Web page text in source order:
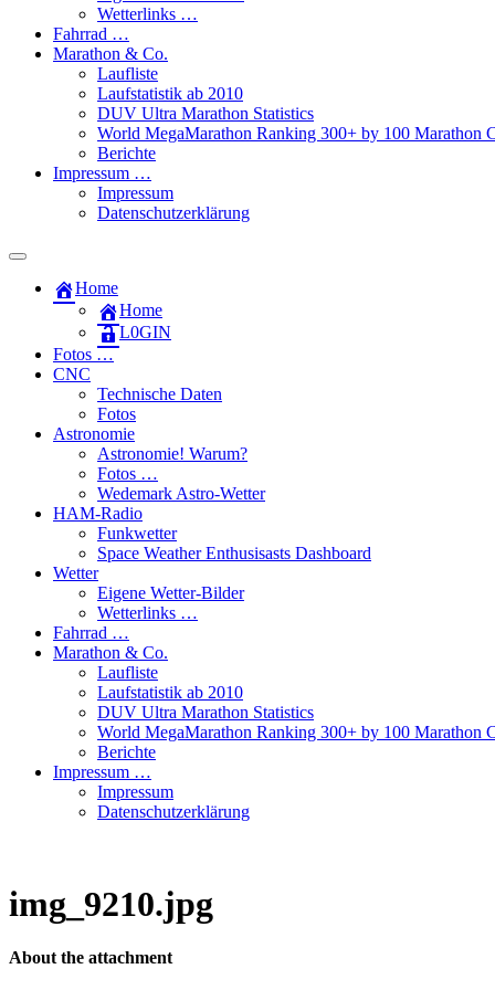
Wetterlinks …
Fahrrad …
Marathon & Co.
Laufliste
Laufstatistik ab 2010
DUV Ultra Marathon Statistics
World MegaMarathon Ranking 300+ by 100 Marathon
Berichte
Impressum …
Impressum
Datenschutzerklärung
Toggle
field
Home
Home
L​0​​GIN
Fotos …
CNC
Technische Daten
Fotos
Astronomie
Astronomie! Warum?
Fotos …
Wedemark Astro-Wetter
HAM-Radio
Funkwetter
Space Weather Enthusisasts Dashboard
Wetter
Eigene Wetter-Bilder
Wetterlinks …
Fahrrad …
Marathon & Co.
Laufliste
Laufstatistik ab 2010
DUV Ultra Marathon Statistics
World MegaMarathon Ranking 300+ by 100 Marathon
Berichte
Impressum …
Impressum
Datenschutzerklärung
img_9210.jpg
About the attachment